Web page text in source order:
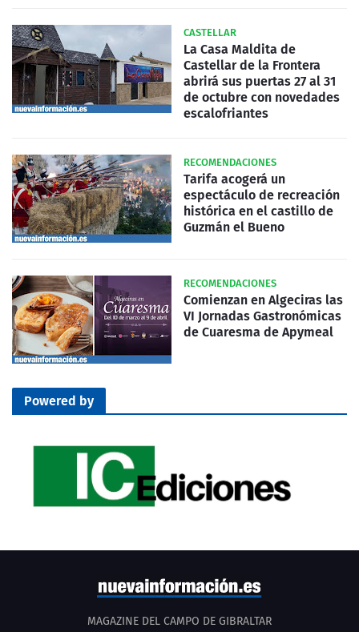
CASTELLAR
La Casa Maldita de
Castellar de la Frontera
abrirá sus puertas 27 al 31
de octubre con novedades
escalofriantes
RECOMENDACIONES
Tarifa acogerá un
espectáculo de recreación
histórica en el castillo de
Guzmán el Bueno
RECOMENDACIONES
Comienzan en Algeciras las
VI Jornadas Gastronómicas
de Cuaresma de Apymeal
Powered by
MAGAZINE DEL CAMPO DE GIBRALTAR